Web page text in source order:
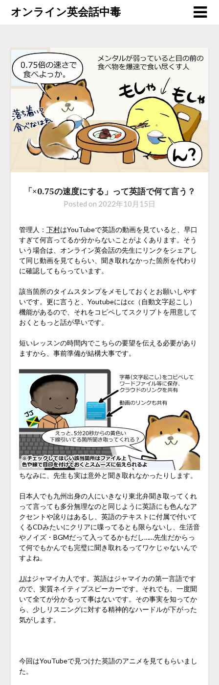
オンライン英会話中毒
「×0.75の速度にする」って英語で何て言う？
Posted on 2022年10月15日
管理人： 下村はYouTubeで英語の動画を見ていると、早口
すぎて何言ってるか分からないことがよくあります。そう
いう場合は、オンライン英会話の先生にリンクをシェアし
て同じ動画を見てもらい、聞き取れなかった箇所を代わり
に確認してもらっています。
該当箇所のタイムスタンプをメモしておくとお願いしやす
いです。更に言うと、Youtubeにはcc（自動文字起こし）
機能があるので、それをコピペしてスクリプトを用意して
おくともっと話が早いです。
短いレッスンの時間内でこちらの要望を伝える必要があり
ますから、事前準備が結構大事です。
ちなみに、先生も実は意外と聞き取れなかったりします。
日本人でも九州出身の人にいきなり東北弁聞き取ってくれ
って言っても多分無理なのと同じように英語にも色んなア
クセントや訛りはあるし、英語のテキストに付属で付いて
くるCDみたいにクリアに喋ってるとも限らないし、生活音
やノイズ・BGMだって入ってるかもだし……先生だからっ
て何でもかんでも完璧に聞き取れるってワケじゃないんで
すよね。
JJはジャマイカ人です。英語はジャマイカの第一言語です
ので、実質ネイティブスピーカーです。それでも、一度聞
いて全てが分かるって事はないです。その事実を知ってか
ら、少しリスニングに対する精神的なハードルが下がった
気がします。
今回はYouTubeで見つけた英語のアニメを見てもらいまし
た。